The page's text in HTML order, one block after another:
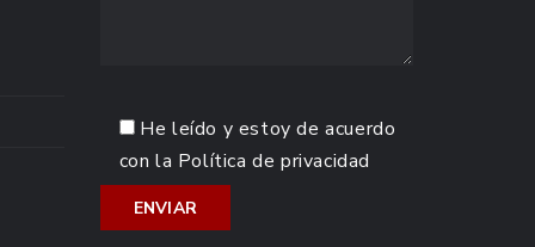
He leído y estoy de acuerdo
con la Política de privacidad